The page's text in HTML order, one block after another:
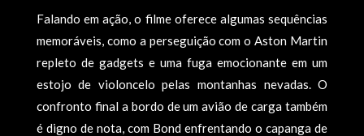
Falando em ação, o filme oferece algumas sequências
memoráveis, como a perseguição com o Aston Martin
repleto de gadgets e uma fuga emocionante em um
estojo de violoncelo pelas montanhas nevadas. O
confronto final a bordo de um avião de carga também
é digno de nota, com Bond enfrentando o capanga de